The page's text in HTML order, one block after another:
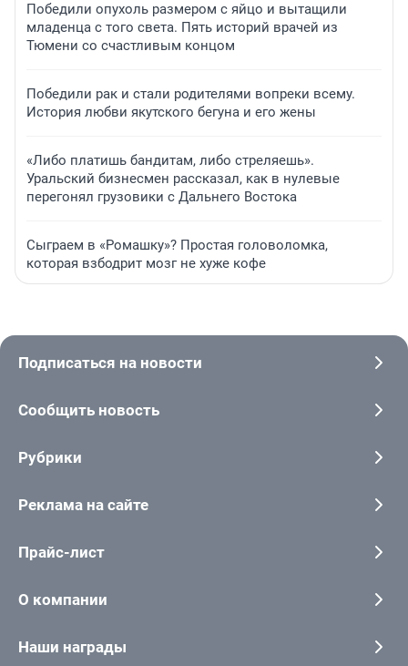
Победили опухоль размером с яйцо и вытащили
младенца с того света. Пять историй врачей из
Тюмени со счастливым концом
Победили рак и стали родителями вопреки всему.
История любви якутского бегуна и его жены
«Либо платишь бандитам, либо стреляешь».
Уральский бизнесмен рассказал, как в нулевые
перегонял грузовики с Дальнего Востока
Сыграем в «Ромашку»? Простая головоломка,
которая взбодрит мозг не хуже кофе
Подписаться на новости
Сообщить новость
Рубрики
Реклама на сайте
Прайс-лист
О компании
Наши награды